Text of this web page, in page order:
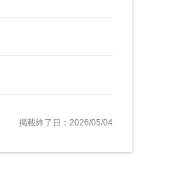
掲載終了日：2026/05/04